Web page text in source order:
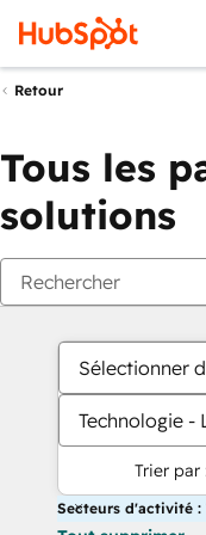
Retour
Tous les
solutions
Sélectionner
Technologie -
Trier par
Secteurs d'activité :